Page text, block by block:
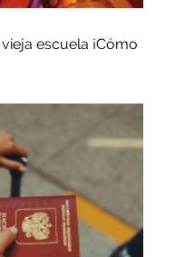
escuela ¡Cómo